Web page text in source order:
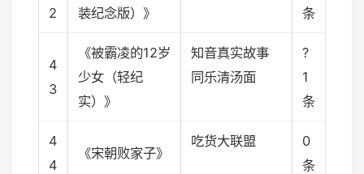
2
装纪念版）》
条
4
3
《被霸凌的12岁
少女（轻纪
实）》
知音真实故事
同乐清汤面
?
1
条
4
4
《宋朝败家子》
吃货大联盟
0
条